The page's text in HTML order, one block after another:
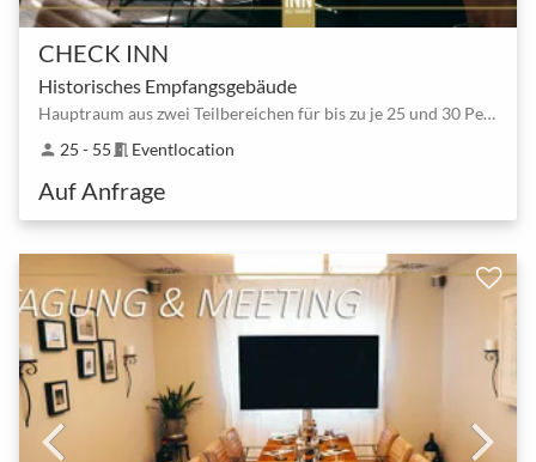
CHECK INN
Historisches Empfangsgebäude
Hauptraum aus zwei Teilbereichen für bis zu je 25 und 30 Personen
person 25 - 55 meeting_room Eventlocation
Auf Anfrage